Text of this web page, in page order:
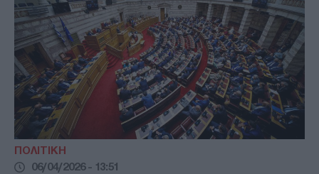
ΠΟΛΙΤΙΚΗ
06/04/2026 - 13:51